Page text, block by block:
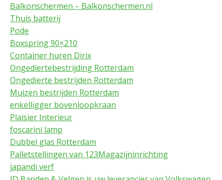
Balkonschermen – Balkonschermen.nl
Thuis batterij
Pode
Boxspring 90×210
Container huren Dirix
Ongediertebestrijding Rotterdam
Ongedierte bestrijden Rotterdam
Muizen bestrijden Rotterdam
enkelligger bovenloopkraan
Plaisier Interieur
foscarini lamp
Dubbel glas Rotterdam
Palletstellingen van 123Magazijninrichting
japandi verf